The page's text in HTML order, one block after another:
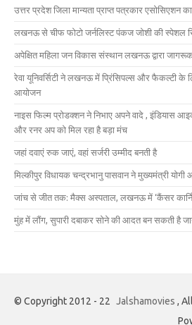
उत्तर प्रदेश जिला मान्यता प्राप्त पत्रकार एसोसिएशन
लखनऊ से चीफ फोटो जर्नलिस्ट पंकज जोशी की स्पेशल
अपेक्षित महिला जन विकास संस्थान लखनऊ द्वारा
रेवा यूनिवर्सिटी ने लखनऊ में प्रिंसिपल्स और फैकल्टी के
आयोजन
नाइस फिल्म प्रोडक्शन ने निभाए अपने वादे , इंडियास
और रनर अप को मिल रहा है बड़ा मंच
जहां दवाएं रुक जाएं, वहां सर्जरी उम्मीद बनती है
मिल्कीपुर विधायक चन्द्रभानु पासवान ने मुख्यमंत्री योगी
जांच से जीत तक: मैक्स अस्पताल, लखनऊ में ‘कैंसर
मुंह में लौंग, सुपारी दबाकर सोने की आदत बन सकती है
© Copyright 2012 - 22 Jalshamovies ,